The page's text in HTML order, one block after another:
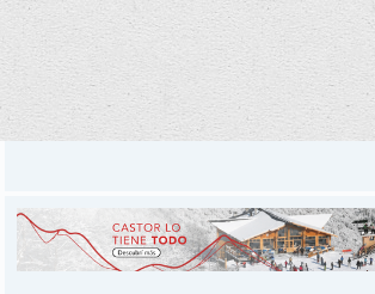
INICIO
PROVINCIALES